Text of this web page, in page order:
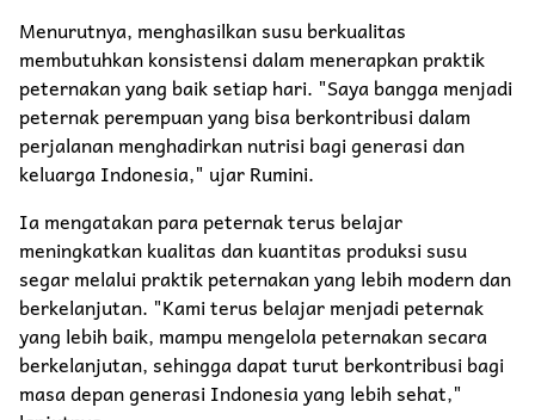
Menurutnya, menghasilkan susu berkualitas
membutuhkan konsistensi dalam menerapkan praktik
peternakan yang baik setiap hari. "Saya bangga menjadi
peternak perempuan yang bisa berkontribusi dalam
perjalanan menghadirkan nutrisi bagi generasi dan
keluarga Indonesia," ujar Rumini.
Ia mengatakan para peternak terus belajar
meningkatkan kualitas dan kuantitas produksi susu
segar melalui praktik peternakan yang lebih modern dan
berkelanjutan. "Kami terus belajar menjadi peternak
yang lebih baik, mampu mengelola peternakan secara
berkelanjutan, sehingga dapat turut berkontribusi bagi
masa depan generasi Indonesia yang lebih sehat,"